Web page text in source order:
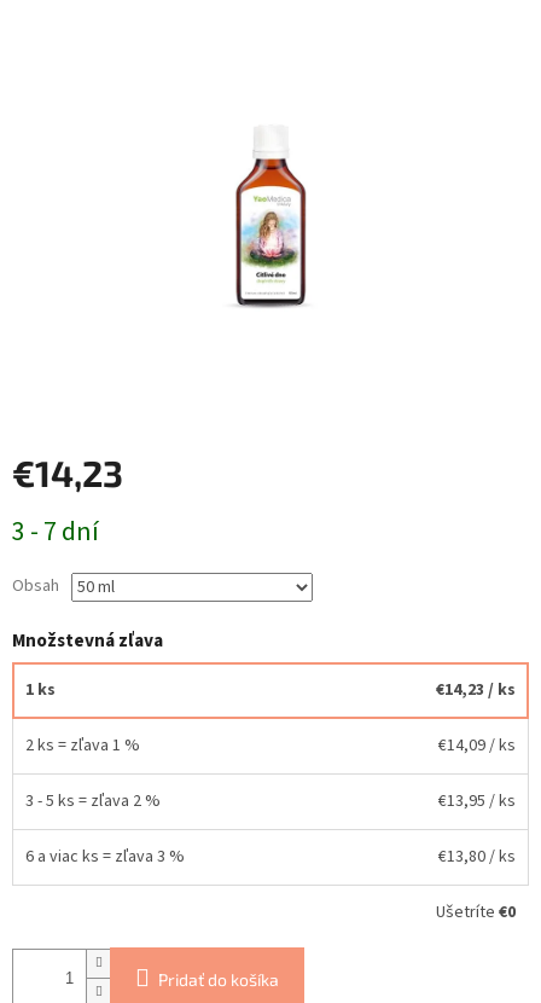
€14,23
cena:
3 - 7 dní
Obsah
Množstevná zľava
1 ks €14,23 / ks
2 ks = zľava 1 % €14,09/ ks
3 - 5 ks = zľava 2 % €13,95 / ks
6 a viac ks = zľava 3 % €13,80/ ks
Ušetríte €0
Pridať do košíka